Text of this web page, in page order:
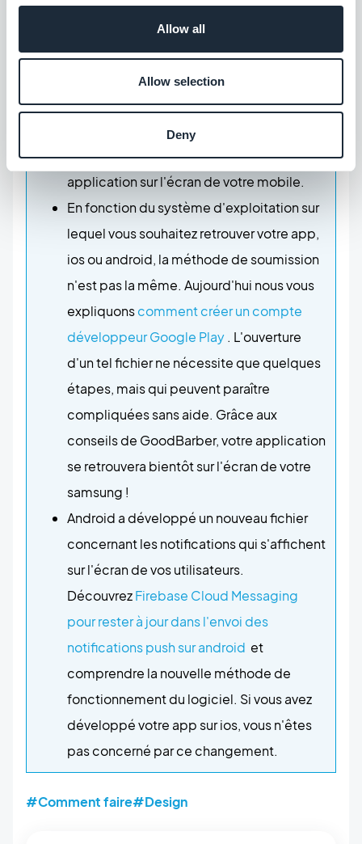
Allow all
Allow selection
Deny
app jusqu'à sa publication sur le store ios
ou android. En fonction de celui que vous
avez choisi, découvrezcomment
soumettre son application dans Google
. Ce fichier vous présentera les étapes
qui aboutiront à l'apparition de votre
application sur l'écran de votre mobile.
En fonction du système d'exploitation sur
lequel vous souhaitez retrouver votre app,
ios ou android, la méthode de soumission
n'est pas la même. Aujourd'hui nous vous
expliquonscomment créer un compte
développeur Google Play. L'ouverture
d'un tel fichier ne nécessite que quelques
étapes, mais qui peuvent paraître
compliquées sans aide. Grâce aux
conseils de GoodBarber, votre application
se retrouvera bientôt sur l'écran de votre
samsung !
Android a développé un nouveau fichier
concernant les notifications qui s'affichent
sur l'écran de vos utilisateurs.
DécouvrezFirebase Cloud Messaging
pour rester à jour dans l'envoi des
notifications push sur android et
comprendre la nouvelle méthode de
fonctionnement du logiciel. Si vous avez
développé votre app sur ios, vous n'êtes
pas concerné par ce changement.
#Comment faire#Design